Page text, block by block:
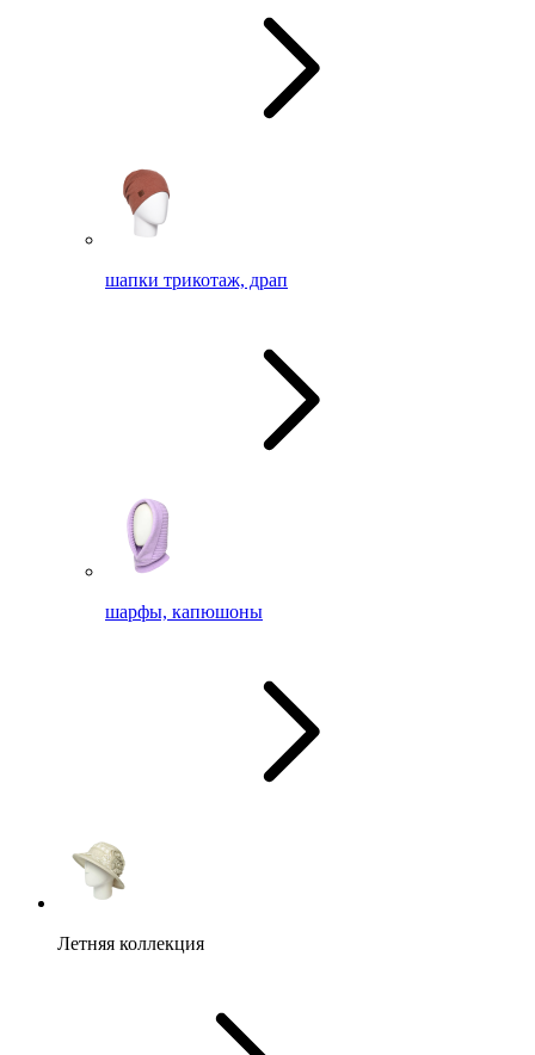
шапки трикотаж, драп
шарфы, капюшоны
Летняя коллекция